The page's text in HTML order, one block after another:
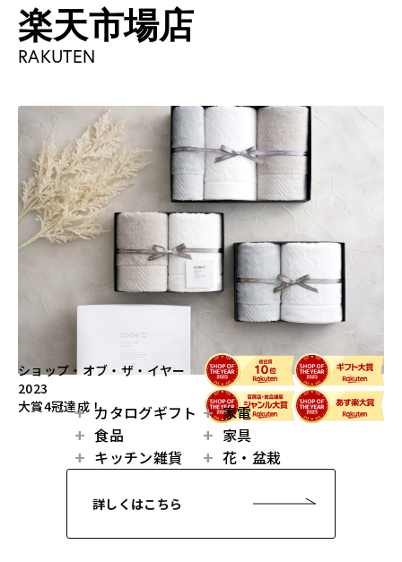
楽天市場店
RAKUTEN
ショップ・オブ・ザ・イヤー
2023
大賞4冠達成！カタログギフト
食品
キッチン雑貨
家電
家具
花・盆栽
詳しくはこちら